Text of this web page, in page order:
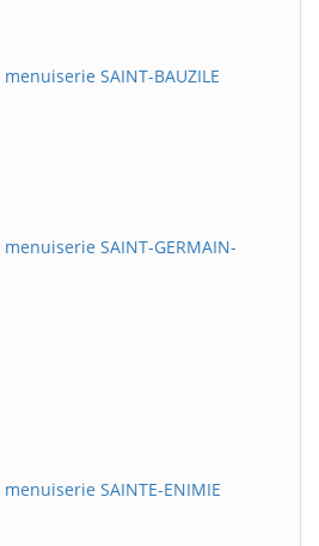
SAINT-BAUZILE
SAINT-GERMAIN-
SAINTE-ENIMIE